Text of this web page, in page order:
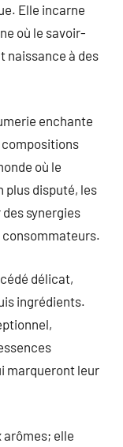
Elle incarne
où le savoir-
naissance à des
enchante
compositions
où le
plus disputé, les
synergies
consommateurs.
délicat,
ingrédients.
marqueront leur
arômes; elle